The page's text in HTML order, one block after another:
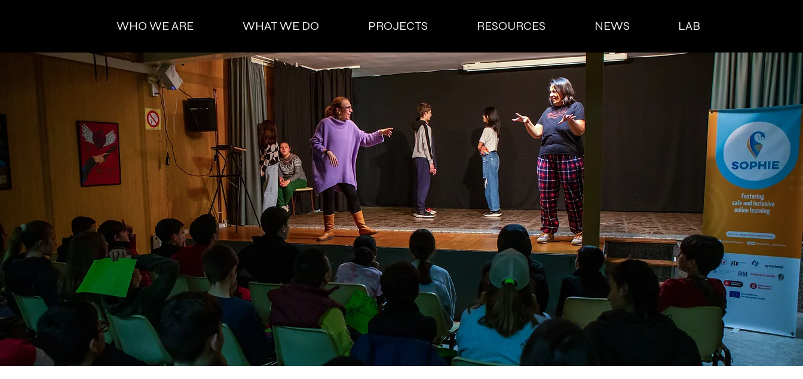
WHO WE ARE WHAT WE DO PROJECTS RESOURCES NEWS LAB